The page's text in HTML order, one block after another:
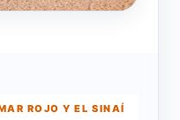
ROJO Y EL SINAÍ